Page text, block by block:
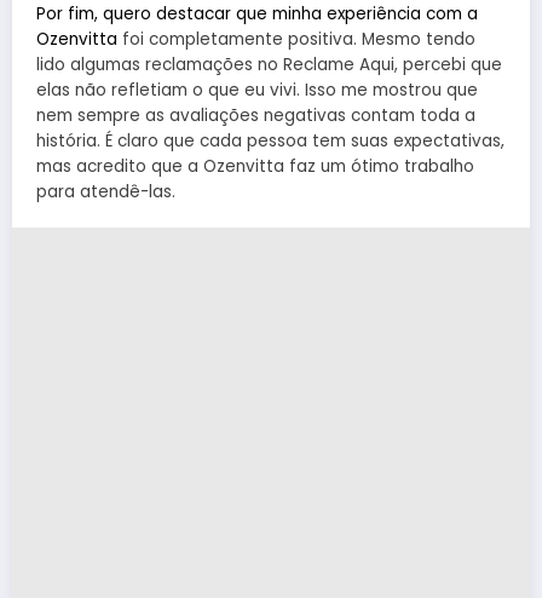
Por fim, quero destacar que minha experiência com a
Ozenvitta foi completamente positiva. Mesmo tendo
lido algumas reclamações no Reclame Aqui, percebi que
elas não refletiam o que eu vivi. Isso me mostrou que
nem sempre as avaliações negativas contam toda a
história. É claro que cada pessoa tem suas expectativas,
mas acredito que a Ozenvitta faz um ótimo trabalho
para atendê-las.